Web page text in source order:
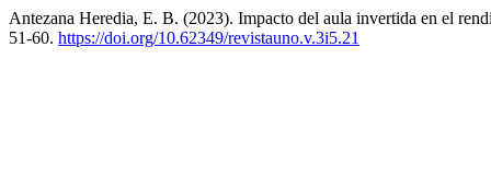
Antezana Heredia, E. B. (2023). Impacto del aula invertida en el
51-60. https://doi.org/10.62349/revistauno.v.3i5.21